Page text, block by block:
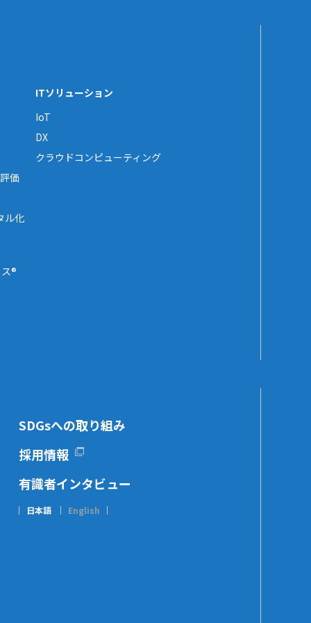
価
ル化
®
ITソリューション
IoT
DX
クラウドコンピューティング
SDGsへの取り組み
採用情報
有識者インタビュー
日本語 English